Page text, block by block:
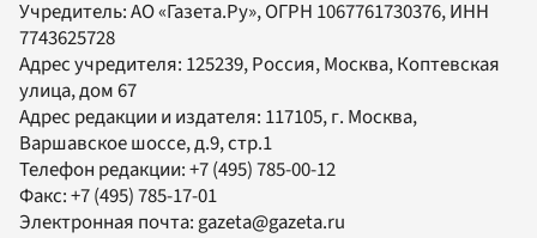
Учредитель:АО «Газета.Ру», ОГРН 1067761730376, ИНН
7743625728
Адрес учредителя: 125239, Россия, Москва, Коптевская
улица, дом 67
Адрес редакции и издателя: 117105, г. Москва,
Варшавское шоссе, д.9, стр.1
Телефон редакции:+7 (495) 785-00-12
Факс:+7 (495) 785-17-01
Электронная почта: gazeta@gazeta.ru